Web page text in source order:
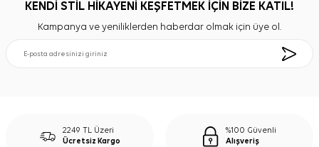
KENDİ STİL HİKAYENİ KEŞFETMEK İÇİN BİZE KATIL!
Kampanya ve yeniliklerden haberdar olmak için üye ol.
2249 TL Üzeri
Ücretsiz Kargo
%100 Güvenli
Alışveriş